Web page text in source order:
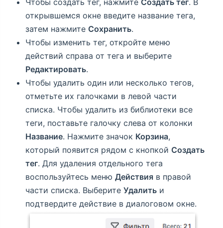
Чтобы создать тег, нажмите Создать тег. В
открывшемся окне введите название тега,
затем нажмите Сохранить.
Чтобы изменить тег, откройте меню
действий справа от тега и выберите
Редактировать.
Чтобы удалить один или несколько тегов,
отметьте их галочками в левой части
списка. Чтобы удалить из библиотеки все
теги, поставьте галочку слева от колонки
Название. Нажмите значок Корзина,
который появится рядом с кнопкой Создать
тег. Для удаления отдельного тега
воспользуйтесь менюДействия в правой
части списка. ВыберитеУдалить и
подтвердите действие в диалоговом окне.